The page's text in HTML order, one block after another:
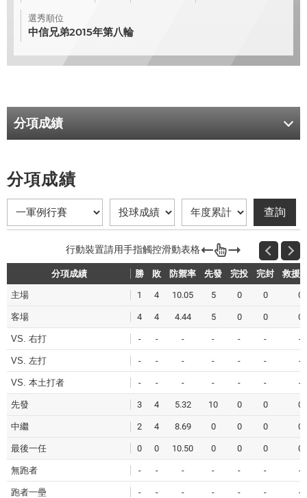
選秀順位
中信兄弟2015年第八輪
分項成績
分項成績
勝 敗 防禦率 先發 完投 完封 救援
分項成績 勝 敗 防禦率 先發 完投 完封 救援
主場 1 4 10.05 5 0 0 0
客場 4 4 4.44 5 0 0 0
VS. 右打 - - - - - - -
VS. 左打 - - - - - - -
VS. 本土打者 - - - - - - -
先發 3 4 5.32 10 0 0 0
中繼 2 4 8.69 0 0 0 0
最後一任 0 0 10.50 0 0 0 0
無跑者 - - - - - - -
跑者一壘 - - - - - - -